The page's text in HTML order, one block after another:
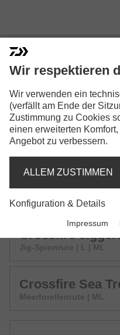
CROSSFIRE
Modellausführungen: 4
Crossfire Spin
Spinnrute | L-XH
Crossfire UL
Spinnrute | UL
Crossfire
Jig-Spinnrute | L | ML
Crossfire Sea
Meerforellenrute | ML
Wir respektieren
Wir verwenden ein
(verfällt am Ende der
Zustimmung zu Cookies
einen erweiterten
Angebot zu verbessern.
ALLEM ZUSTIMMEN
Konfiguration & Details
Impressum